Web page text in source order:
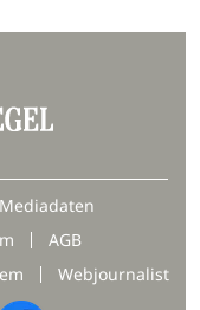
Mediadaten
AGB
Webjournalist